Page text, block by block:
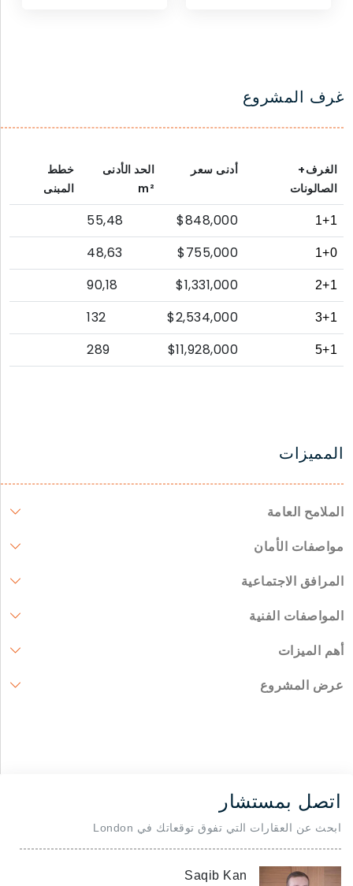
غرف المشروع
الغرف+
الصالونات
أدنى سعر
الحد الأدنى
m²
خطط
المبنى
1+1
$848,000
55,48
1+0
$755,000
48,63
2+1
$1,331,000
90,18
3+1
$2,534,000
132
5+1
$11,928,000
289
المميزات
الملامح العامة
مواصفات الأمان
المرافق الاجتماعية
المواصفات الفنية
أهم الميزات
عرض المشروع
اتصل بمستشار
ابحث عن العقارات التي تفوق توقعاتك في London
Saqib Kan